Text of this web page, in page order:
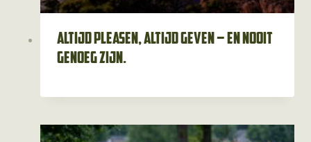
Altijd pleasen, altijd geven – en nooit
genoeg zijn.